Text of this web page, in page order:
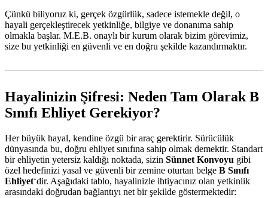
Çünkü biliyoruz ki, gerçek özgürlük, sadece istemekle değil, o
hayali gerçekleştirecek yetkinliğe, bilgiye ve donanıma sahip
olmakla başlar. M.E.B. onaylı bir kurum olarak bizim görevimiz,
size bu yetkinliği en güvenli ve en doğru şekilde kazandırmaktır.
Hayalinizin Şifresi: Neden Tam Olarak B
Sınıfı Ehliyet Gerekiyor?
Her büyük hayal, kendine özgü bir araç gerektirir. Sürücülük
dünyasında bu, doğru ehliyet sınıfına sahip olmak demektir. Standart
bir ehliyetin yetersiz kaldığı noktada, sizin Sünnet Konvoyu gibi
özel hedefinizi yasal ve güvenli bir zemine oturtan belge B Sınıfı
Ehliyet‘dir. Aşağıdaki tablo, hayalinizle ihtiyacınız olan yetkinlik
arasındaki doğrudan bağlantıyı net bir şekilde göstermektedir: